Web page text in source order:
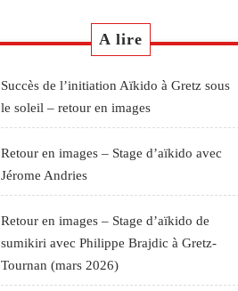
A lire
Succès de l’initiation Aïkido à Gretz sous
le soleil – retour en images
Retour en images – Stage d’aïkido avec
Jérome Andries
Retour en images – Stage d’aïkido de
sumikiri avec Philippe Brajdic à Gretz-
Tournan (mars 2026)